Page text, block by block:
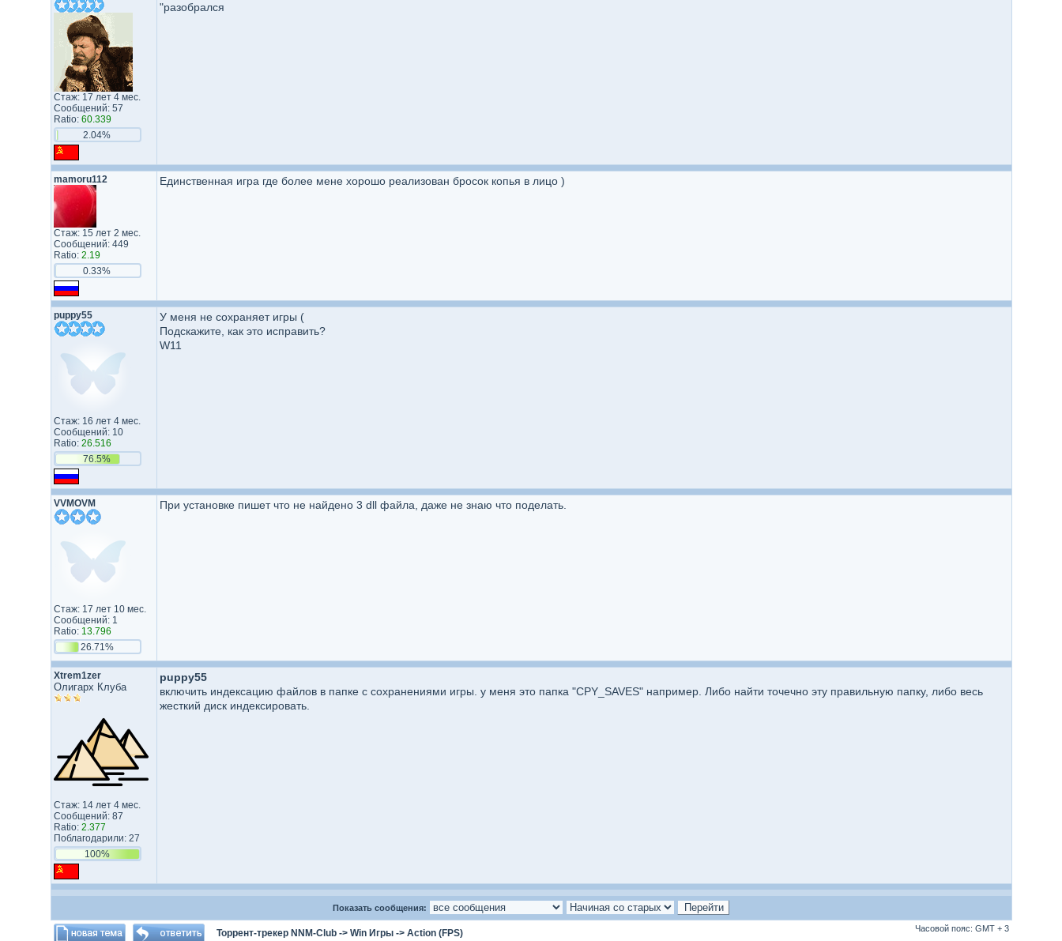
Стаж: 17 лет 4 мес.
Сообщений: 57
Ratio: 60.339
2.04%
"разобрался
mamoru112
Стаж: 15 лет 2 мес.
Сообщений: 449
Ratio: 2.19
0.33%
Единственная игра где более мене хорошо реализован бросок копья в лицо )
puppy55
Стаж: 16 лет 4 мес.
Сообщений: 10
Ratio: 26.516
76.5%
У меня не сохраняет игры (
Подскажите, как это исправить?
W11
VVMOVM
Стаж: 17 лет 10 мес.
Сообщений: 1
Ratio: 13.796
26.71%
При установке пишет что не найдено 3 dll файла, даже не знаю что поделать.
Xtrem1zer
Олигарх Клуба
Стаж: 14 лет 4 мес.
Сообщений: 87
Ratio: 2.377
Поблагодарили: 27
100%
puppy55
включить индексацию файлов в папке с сохранениями игры. у меня это папка "CPY_SAVES" например. Либо найти точечно эту правильную папку, либо весь
жесткий диск индексировать.
Показать сообщения:
Торрент-трекер NNM-Club-> Win Игры-> Action (FPS) Часовой пояс: GMT + 3